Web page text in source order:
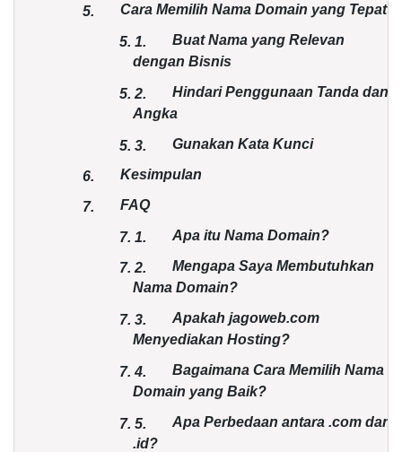
5. Cara Memilih Nama Domain yang Tepat
5. 1.
Buat Nama yang Relevan
dengan Bisnis
5. 2.
Hindari Penggunaan Tanda dan
Angka
5. 3. Gunakan Kata Kunci
6. Kesimpulan
7. FAQ
7. 1. Apa itu Nama Domain?
7. 2.
Mengapa Saya Membutuhkan
Nama Domain?
7. 3.
Apakah jagoweb.com
Menyediakan Hosting?
7.4.
Bagaimana Cara Memilih Nama
Domain yang Baik?
7. 5.
Apa Perbedaan antara .com dan
.id?